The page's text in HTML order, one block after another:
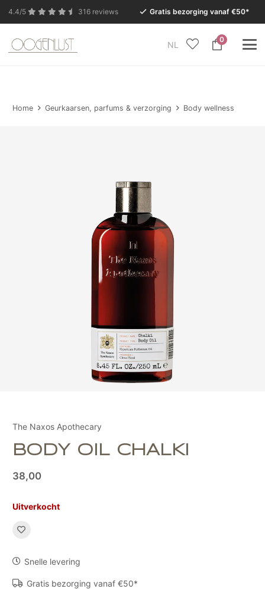
4.4/5 316 reviews Gratis bezorging vanaf €50*
NL
0
In verband met de zomervakantie is onze Conceptstore
Home Geurkaarsen, parfums & verzorging Body wellness
The Naxos Apothecary
BODY OIL CHALKI
38,00
Uitverkocht
Snelle levering
Gratis bezorging vanaf €50*